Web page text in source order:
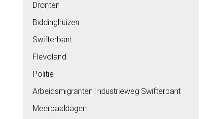
Dronten
Biddinghuizen
Swifterbant
Flevoland
Politie
Arbeidsmigranten Industrieweg Swifterbant
Meerpaaldagen